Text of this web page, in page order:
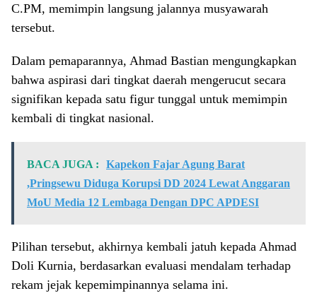
C.PM, memimpin langsung jalannya musyawarah
tersebut.
Dalam pemaparannya, Ahmad Bastian mengungkapkan
bahwa aspirasi dari tingkat daerah mengerucut secara
signifikan kepada satu figur tunggal untuk memimpin
kembali di tingkat nasional.
BACA JUGA :
Kapekon Fajar Agung Barat
,Pringsewu Diduga Korupsi DD 2024 Lewat Anggaran
MoU Media 12 Lembaga Dengan DPC APDESI
​Pilihan tersebut, akhirnya kembali jatuh kepada Ahmad
Doli Kurnia, berdasarkan evaluasi mendalam terhadap
rekam jejak kepemimpinannya selama ini.